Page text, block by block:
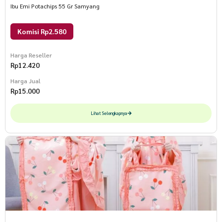
Ibu Emi Potachips 55 Gr Samyang
Komisi Rp2.580
Harga Reseller
Rp12.420
Harga Jual
Rp15.000
Lihat Selengkapnya